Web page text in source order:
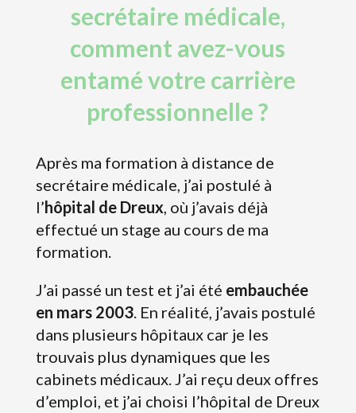
secrétaire médicale,
comment avez-vous
entamé votre carrière
professionnelle ?
Après ma formation à distance de
secrétaire médicale, j’ai postulé à
l’hôpital de Dreux, où j’avais déjà
effectué un stage au cours de ma
formation.
J’ai passé un test et j’ai été embauchée
en mars 2003. En réalité, j’avais postulé
dans plusieurs hôpitaux car je les
trouvais plus dynamiques que les
cabinets médicaux. J’ai reçu deux offres
d’emploi, et j’ai choisi l’hôpital de Dreux